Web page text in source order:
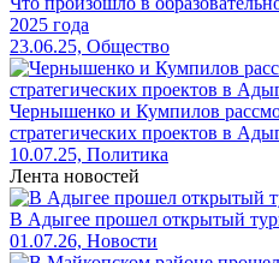
2025 года
23.06.25, Общество
Чернышенко и Кумпилов
стратегических проектов в
10.07.25, Политика
Лента новостей
В Адыгее прошел открытый
01.07.26, Новости